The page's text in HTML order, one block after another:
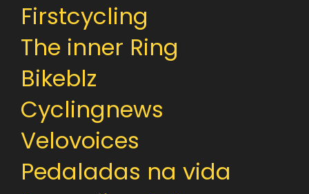
Firstcycling
The inner Ring
Bikeblz
Cyclingnews
Velovoices
Pedaladas na vida